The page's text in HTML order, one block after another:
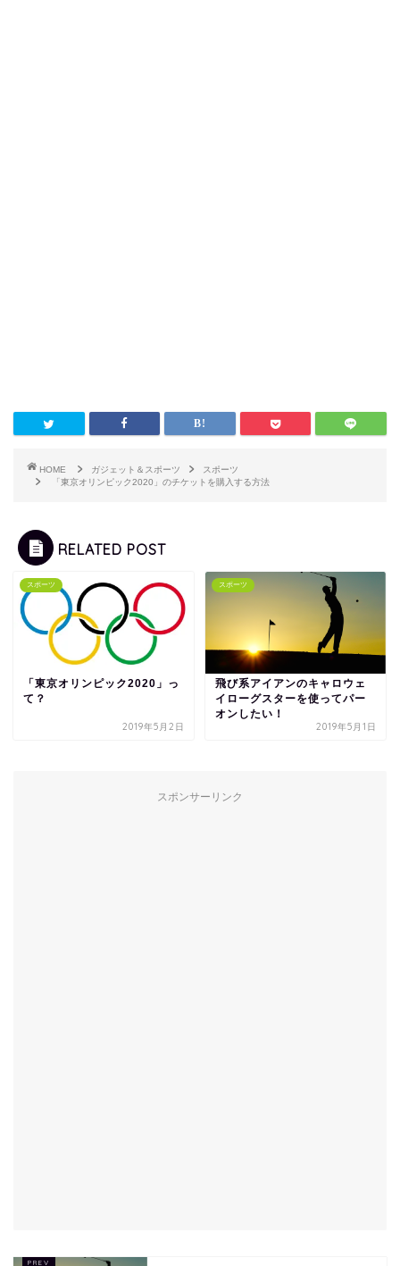
HOME ガジェット＆スポーツ
スポーツ
「東京オリンピック2020」のチケットを購入する方法
RELATED POST
スポーツ
「東京オリンピック2020」っ
て？
2019年5月2日
スポーツ
飛び系アイアンのキャロウェ
イローグスターを使ってパー
オンしたい！
2019年5月1日
スポンサーリンク